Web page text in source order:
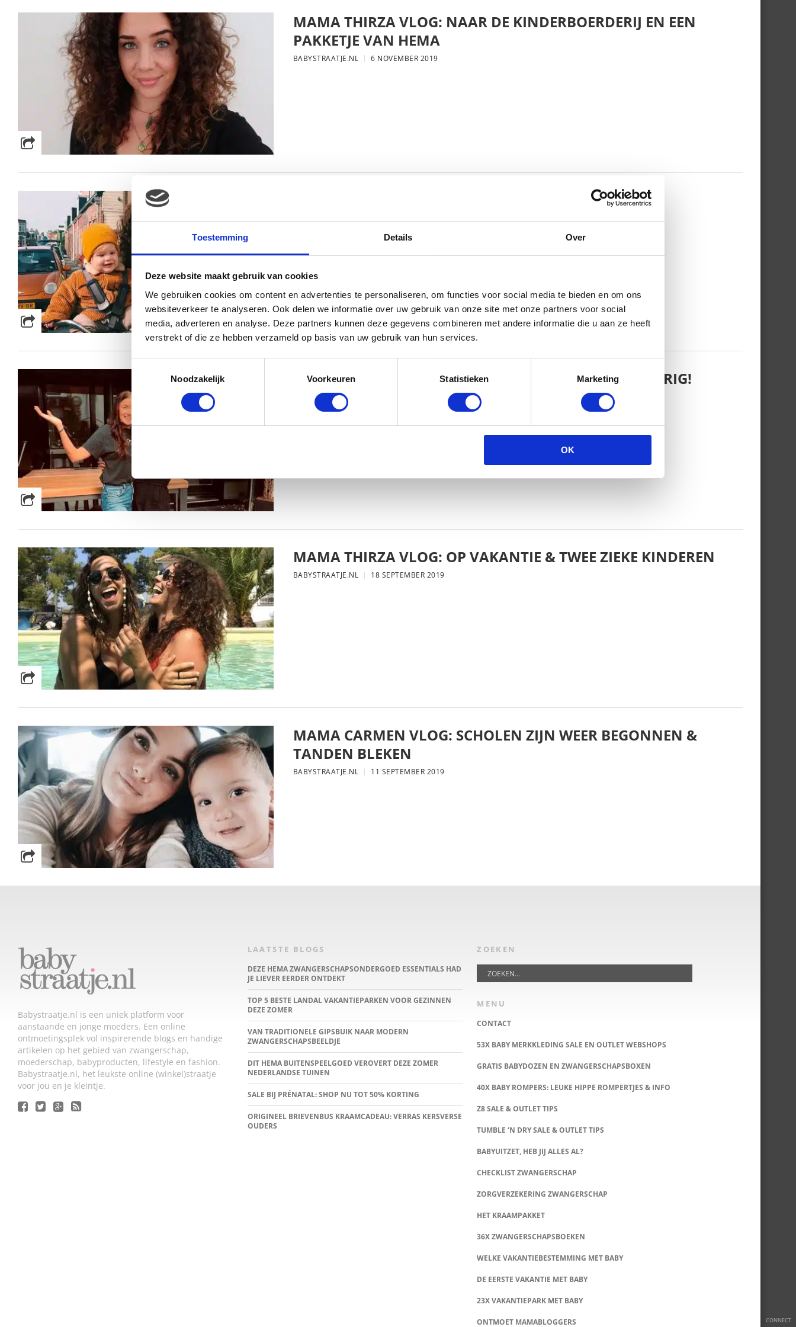
Toestemming Details Over
Deze website maakt gebruik van cookies
We gebruiken cookies om content en advertenties te personaliseren, om functies voor social media te bieden en om ons
websiteverkeer te analyseren. Ook delen we informatie over uw gebruik van onze site met onze partners voor social
media, adverteren en analyse. Deze partners kunnen deze gegevens combineren met andere informatie die u aan ze heeft
verstrekt of die ze hebben verzameld op basis van uw gebruik van hun services.
Noodzakelijk
Voorkeuren Statistieken Marketing
OK
CONNECT
MAMA THIRZA VLOG: NAAR DE KINDERBOERDERIJ EN EEN
PAKKETJE VAN HEMA
BABYSTRAATJE.NL 6 NOVEMBER 2019
MAMA THIRZA VLOG: DE LAATSTE WERKDAG EN MIJN
VERJAARDAG VIEREN
16 OKTOBER 2019
MAMA THIRZA VLOG: HET IS FEEST, WANT REBEL IS JARIG!
BABYSTRAATJE.NL
MAMA THIRZA VLOG: OP VAKANTIE & TWEE ZIEKE KINDEREN
BABYSTRAATJE.NL 18 SEPTEMBER 2019
MAMA CARMEN VLOG: SCHOLEN ZIJN WEER BEGONNEN &
TANDEN BLEKEN
BABYSTRAATJE.NL 11 SEPTEMBER 2019
Babystraatje.nl is een uniek platform voor
aanstaande en jonge moeders. Een online
ontmoetingsplek vol inspirerende blogs en handige
artikelen op het gebied van zwangerschap,
moederschap, babyproducten, lifestyle en fashion.
Babystraatje.nl, het leukste online (winkel)straatje
voor jou en je kleintje.
LAATSTE BLOGS
DEZE HEMA ZWANGERSCHAPSONDERGOED ESSENTIALS HAD
JE LIEVER EERDER ONTDEKT
TOP 5 BESTE LANDAL VAKANTIEPARKEN VOOR GEZINNEN
DEZE ZOMER
VAN TRADITIONELE GIPSBUIK NAAR MODERN
ZWANGERSCHAPSBEELDJE
DIT HEMA BUITENSPEELGOED VEROVERT DEZE ZOMER
NEDERLANDSE TUINEN
SALE BIJ PRÉNATAL: SHOP NU TOT 50% KORTING
ORIGINEEL BRIEVENBUS KRAAMCADEAU: VERRAS KERSVERSE
OUDERS
ZOEKEN
MENU
CONTACT
53X BABY MERKKLEDING SALE EN OUTLET WEBSHOPS
GRATIS BABYDOZEN EN ZWANGERSCHAPSBOXEN
40X BABY ROMPERS: LEUKE HIPPE ROMPERTJES & INFO
Z8 SALE & OUTLET TIPS
TUMBLE ‘N DRY SALE & OUTLET TIPS
BABYUITZET, HEB JIJ ALLES AL?
CHECKLIST ZWANGERSCHAP
ZORGVERZEKERING ZWANGERSCHAP
HET KRAAMPAKKET
36X ZWANGERSCHAPSBOEKEN
WELKE VAKANTIEBESTEMMING MET BABY
DE EERSTE VAKANTIE MET BABY
23X VAKANTIEPARK MET BABY
ONTMOET MAMABLOGGERS